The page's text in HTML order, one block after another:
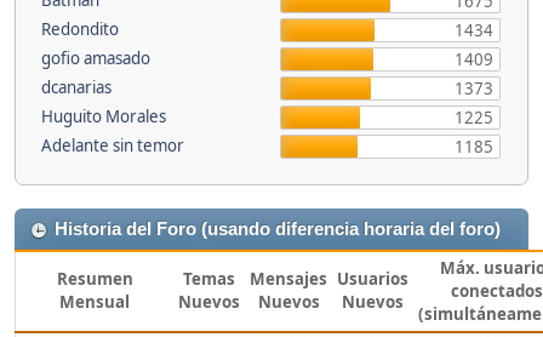
Redondito
1434
gofio amasado
1409
dcanarias
1373
Huguito Morales
1225
Adelante sin temor
1185
Historia del Foro (usando diferencia horaria del foro)
Resumen
Mensual
Temas
Nuevos
Mensajes
Nuevos
Usuarios
Nuevos
Máx.
conectados